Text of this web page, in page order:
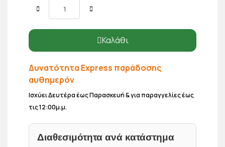
Καλάθι
Δυνατότητα Express παράδοσης
αυθημερόν
Ισχύει Δευτέρα έως Παρασκευή & για παραγγελίες έως
τις 12:00μ.μ.
Διαθεσιμότητα ανά κατάστημα